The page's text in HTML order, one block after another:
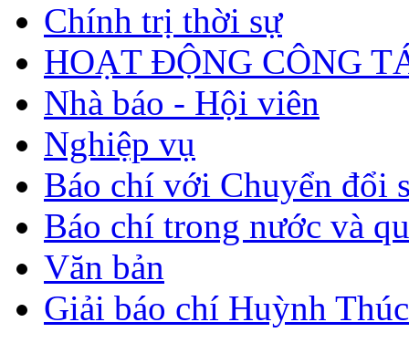
Chính trị thời sự
HOẠT ĐỘNG CÔNG
Nhà báo - Hội viên
Nghiệp vụ
Báo chí với Chuyển đổi
Báo chí trong nước và
Văn bản
Giải báo chí Huỳnh